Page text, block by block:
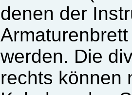
denen der
werden. Die
rechts können